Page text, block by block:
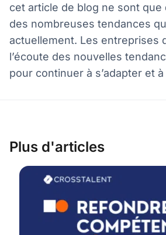
cet article de blog ne sont
des nombreuses tendances
actuellement. Les entreprises
l’écoute des nouvelles
pour continuer à s’adapter et
Plus d'articles